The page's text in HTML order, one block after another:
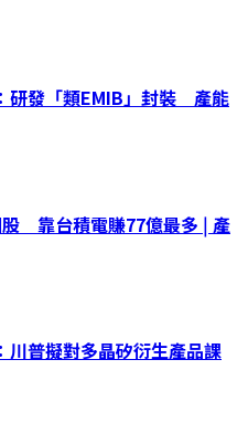
研發「類EMIB」封裝 產能
靠台積電賺77億最多 | 產
川普擬對多晶矽衍生產品課